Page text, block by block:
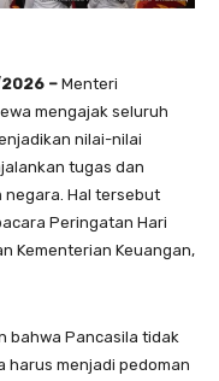
2026 – Menteri
mengajak seluruh
nilai-nilai
tugas dan
Hal tersebut
Peringatan Hari
Kementerian Keuangan,
bahwa Pancasila tidak
harus menjadi pedoman